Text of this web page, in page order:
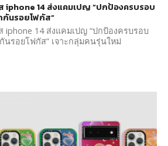
iphone 14 ส่งแคมเปญ “ปกป้องครบรอบ
นรอยโฟกัส”
iphone 14 ส่งแคมเปญ “ปกป้องครบรอบ
นรอยโฟกัส” เจาะกลุ่มคนรุ่นใหม่